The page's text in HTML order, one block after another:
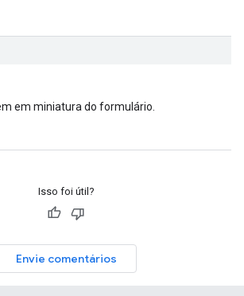
em miniatura do formulário.
Isso foi útil?
Envie comentários